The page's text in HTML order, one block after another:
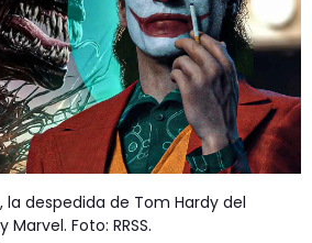
la despedida de Tom Hardy del
Foto: RRSS.